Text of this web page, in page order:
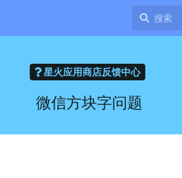
星火应用商店反馈中心
微信方块字问题